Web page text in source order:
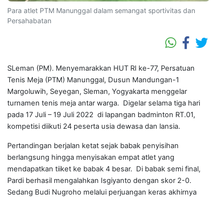
Para atlet PTM Manunggal dalam semangat sportivitas dan
Persahabatan
SLeman (PM). Menyemarakkan HUT RI ke-77, Persatuan
Tenis Meja (PTM) Manunggal, Dusun Mandungan-1
Margoluwih, Seyegan, Sleman, Yogyakarta menggelar
turnamen tenis meja antar warga. Digelar selama tiga hari
pada 17 Juli – 19 Juli 2022 di lapangan badminton RT.01,
kompetisi diikuti 24 peserta usia dewasa dan lansia.
Pertandingan berjalan ketat sejak babak penyisihan
berlangsung hingga menyisakan empat atlet yang
mendapatkan tiiket ke babak 4 besar. Di babak semi final,
Pardi berhasil mengalahkan Isgiyanto dengan skor 2-0.
Sedang Budi Nugroho melalui perjuangan keras akhirnya